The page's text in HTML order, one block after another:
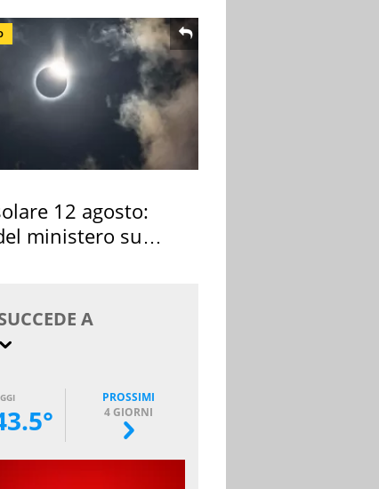
12 agosto:
ministero su